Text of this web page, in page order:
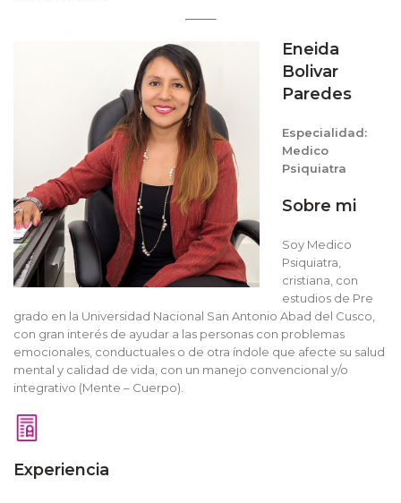
Eneida
Bolivar
Paredes
Especialidad:
Medico
Psiquiatra
Sobre mi
Soy Medico
Psiquiatra,
cristiana, con
estudios de Pre
grado en la Universidad Nacional San Antonio Abad del Cusco,
con gran interés de ayudar a las personas con problemas
emocionales, conductuales o de otra índole que afecte su salud
mental y calidad de vida, con un manejo convencional y/o
integrativo (Mente – Cuerpo).
Experiencia